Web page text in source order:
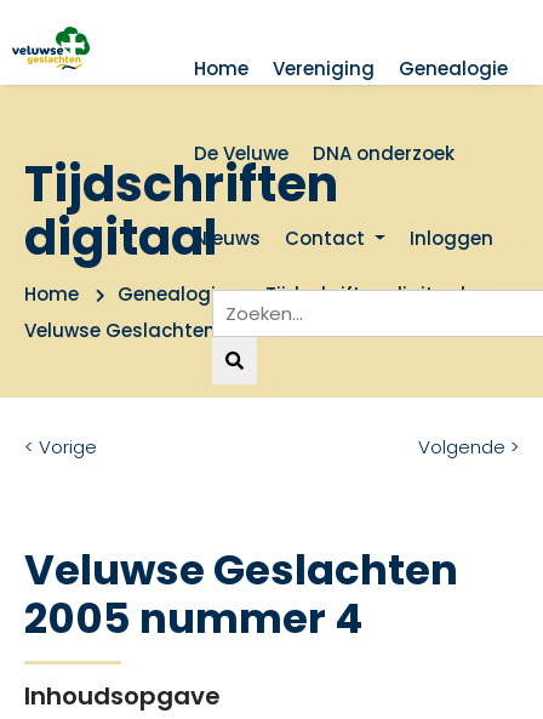
Home Vereniging Genealogie
De Veluwe DNA onderzoek
Nieuws Contact Inloggen
Tijdschriften
digitaal
Home Genealogie
Tijdschriften digitaal
Veluwse Geslachten 2005 nummer 4
< Vorige Volgende >
Veluwse Geslachten
2005 nummer 4
Inhoudsopgave